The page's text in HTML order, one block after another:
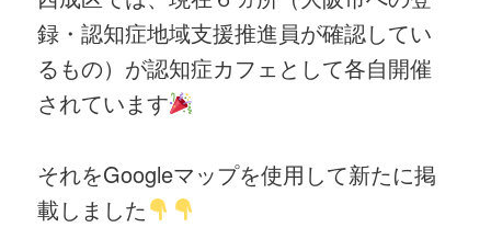
録・認知症地域支援推進員が確認してい
るもの）が認知症カフェとして各自開催
されています
それをGoogleマップを使用して新たに掲
載しました